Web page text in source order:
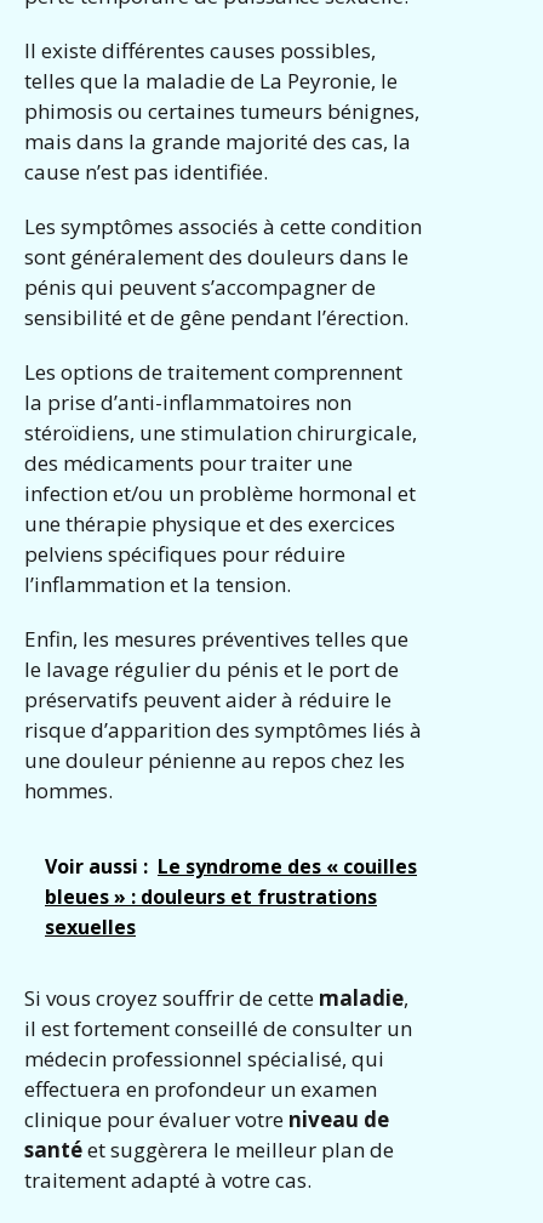
Il existe différentes causes possibles,
telles que la maladie de La Peyronie, le
phimosis ou certaines tumeurs bénignes,
mais dans la grande majorité des cas, la
cause n’est pas identifiée.
Les symptômes associés à cette condition
sont généralement des douleurs dans le
pénis qui peuvent s’accompagner de
sensibilité et de gêne pendant l’érection.
Les options de traitement comprennent
la prise d’anti-inflammatoires non
stéroïdiens, une stimulation chirurgicale,
des médicaments pour traiter une
infection et/ou un problème hormonal et
une thérapie physique et des exercices
pelviens spécifiques pour réduire
l’inflammation et la tension.
Enfin, les mesures préventives telles que
le lavage régulier du pénis et le port de
préservatifs peuvent aider à réduire le
risque d’apparition des symptômes liés à
une douleur pénienne au repos chez les
hommes.
Voir aussi : Le syndrome des « couilles
bleues » : douleurs et frustrations
sexuelles
Si vous croyez souffrir de cette maladie,
il est fortement conseillé de consulter un
médecin professionnel spécialisé, qui
effectuera en profondeur un examen
clinique pour évaluer votre niveau de
santéet suggèrera le meilleur plan de
traitement adapté à votre cas.